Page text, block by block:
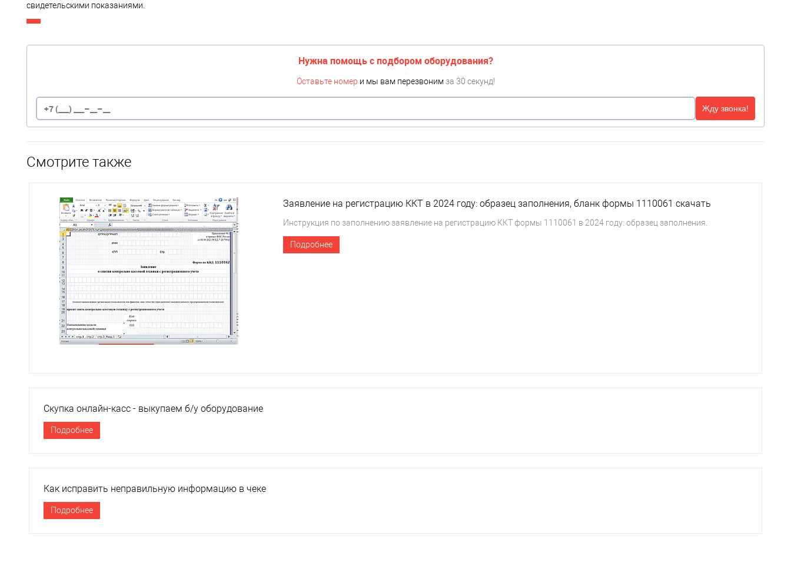
свидетельскими показаниями.
Нужна помощь с подбором оборудования?
Оставьте номер и мы вам перезвоним за 30 секунд!
Жду звонка!
Смотрите также
Заявление на регистрацию ККТ в 2024 году: образец заполнения, бланк формы 1110061 скачать
Инструкция по заполнению заявление на регистрацию ККТ формы 1110061 в 2024 году: образец заполнения.
Подробнее
Скупка онлайн-касс - выкупаем б/у оборудование
Подробнее
Как исправить неправильную информацию в чеке
Подробнее